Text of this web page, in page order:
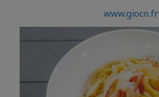
www.gioco.fr